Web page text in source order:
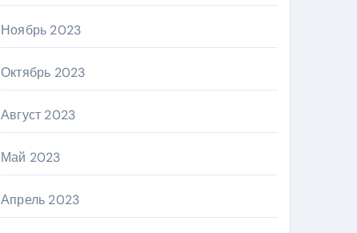
Ноябрь 2023
Октябрь 2023
Август 2023
Май 2023
Апрель 2023